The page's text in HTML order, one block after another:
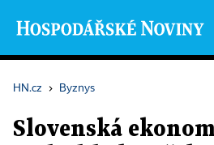
HN.cz › Byznys
Slovenská